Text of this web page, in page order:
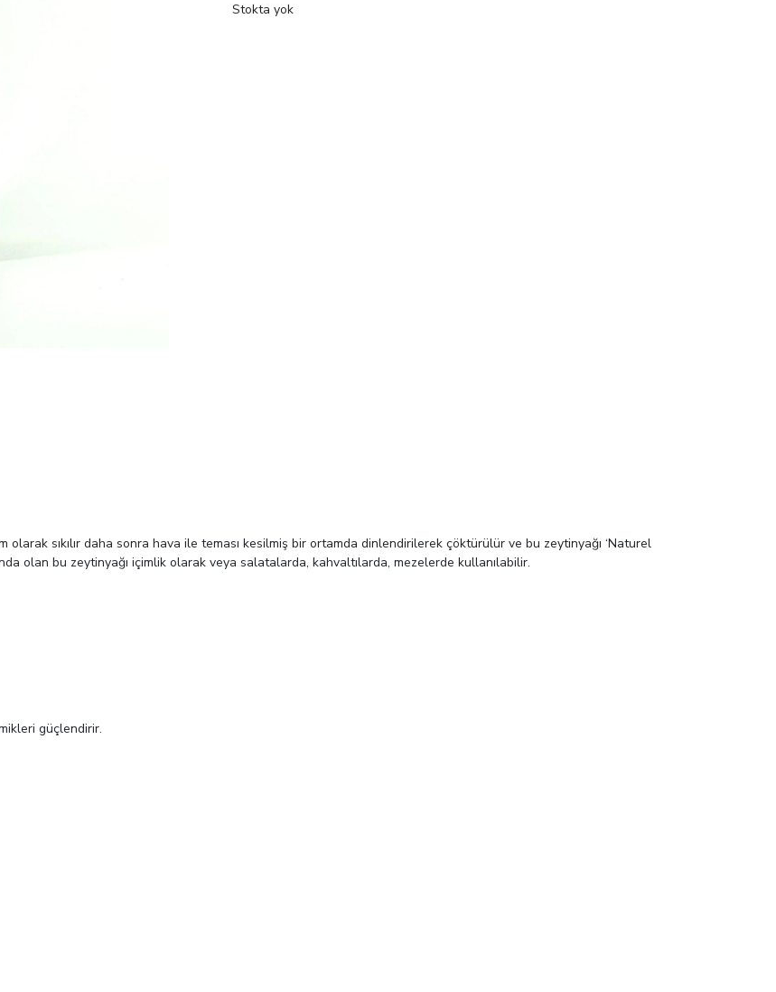
Stokta yok
olarak sıkılır daha sonra hava ile teması kesilmiş bir ortamda dinlendirilerek çöktürülür ve bu zeytinyağı ‘Naturel
olan bu zeytinyağı içimlik olarak veya salatalarda, kahvaltılarda, mezelerde kullanılabilir.
güçlendirir.